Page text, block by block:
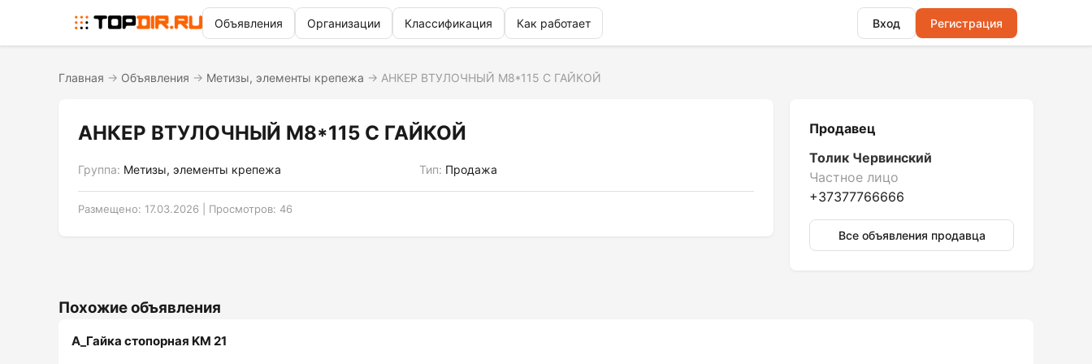
Объявления Организации Классификация Как работает Вход Регистрация
Главная → Объявления → Метизы, элементы крепежа → АНКЕР ВТУЛОЧНЫЙ М8*115 С ГАЙКОЙ
АНКЕР ВТУЛОЧНЫЙ М8*115 С ГАЙКОЙ
Группа: Метизы, элементы крепежа Тип: Продажа
Размещено: 17.03.2026 | Просмотров: 46
Продавец
Толик Червинский
Частное лицо
+37377766666
Все объявления продавца
Похожие объявления
A_Гайка стопорная KM 21